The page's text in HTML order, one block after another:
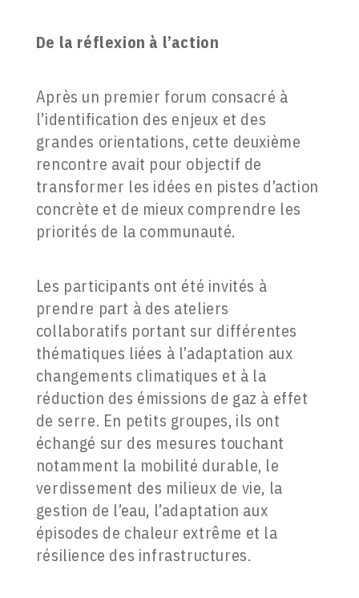
De la réflexion à l’action
Après un premier forum consacré à
l’identification des enjeux et des
grandes orientations, cette deuxième
rencontre avait pour objectif de
transformer les idées en pistes d’action
concrète et de mieux comprendre les
priorités de la communauté.
Les participants ont été invités à
prendre part à des ateliers
collaboratifs portant sur différentes
thématiques liées à l’adaptation aux
changements climatiques et à la
réduction des émissions de gaz à effet
de serre. En petits groupes, ils ont
échangé sur des mesures touchant
notamment la mobilité durable, le
verdissement des milieux de vie, la
gestion de l’eau, l’adaptation aux
épisodes de chaleur extrême et la
résilience des infrastructures.